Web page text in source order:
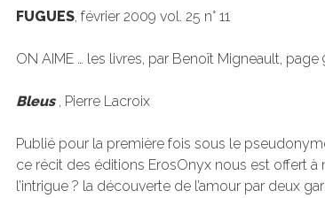
FUGUES, février 2009 vol. 25 n° 11
ON AIME … les livres, par Benoît Migneault, page
Bleus , Pierre Lacroix
Publié pour la première fois sous le
ce récit des éditions ErosOnyx nous est offert
l’intrigue ? la découverte de l’amour par deux